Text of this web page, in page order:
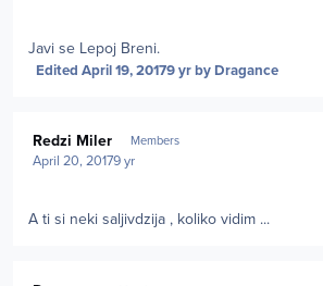
Javi se Lepoj Breni.
Edited April 19, 20179 yrby Dragance
Redzi Miler Members
April 20, 20179 yr
A ti si neki saljivdzija , koliko vidim ...